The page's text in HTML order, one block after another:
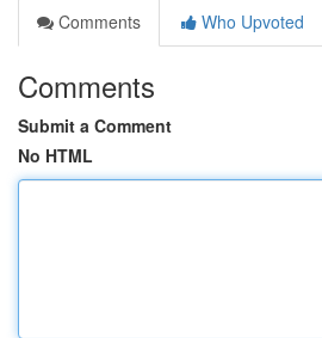
Comments
Who Upvoted
Comments
Submit a Comment
No HTML